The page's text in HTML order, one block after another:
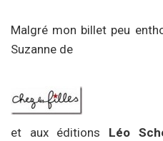
Malgré mon billet peu
Suzanne de
et aux éditions Léo